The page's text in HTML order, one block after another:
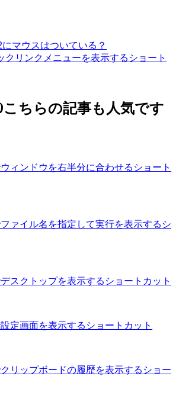
マウスはついている？
クリンクメニューを表示するショート
ィンドウを右半分に合わせるショート
ァイル名を指定して実行を表示するシ
スクトップを表示するショートカット
定画面を表示するショートカット
リップボードの履歴を表示するショー